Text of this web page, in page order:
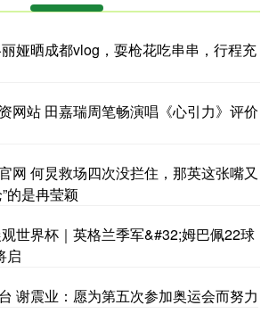
娅晒成都vlog，耍枪花吃串串，行程充
网站 田嘉瑞周笔畅演唱《心引力》评价
网 何炅救场四次没拦住，那英这张嘴又
的是冉莹颖
世界杯｜英格兰季军&#32;姆巴佩22球
启
谢震业：愿为第五次参加奥运会而努力